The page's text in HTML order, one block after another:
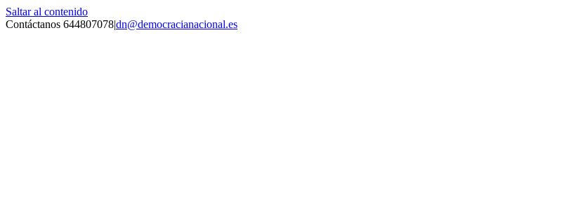
Saltar al contenido
Contáctanos 644807078|dn@democracianacional.es